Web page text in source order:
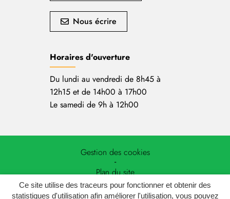
Ce site utilise des traceurs pour fonctionner et obtenir des
statistiques d'utilisation afin améliorer l'utilisation, vous pouvez
Nous écrire
Horaires d'ouverture
Du lundi au vendredi de 8h45 à
12h15 et de 14h00 à 17h00
Le samedi de 9h à 12h00
Gestion des cookies
Plan du site
Mentions légales